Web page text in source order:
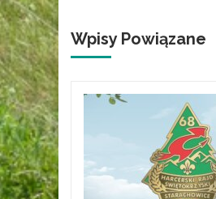
Wpisy Powiązane
i